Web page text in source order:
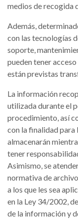
medios de recogida
Además,
con las tecnologías
soporte,
pueden tener
están previstas
La información
utilizada durante el
procedimiento, así
con la finalidad para
almacenarán
tener
Asimismo, se
normativa de
a los que les sea
en la Ley 34/2002,
de la información y